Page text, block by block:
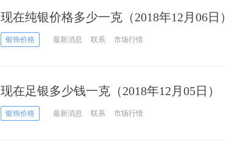
现在纯银价格多少一克（2018年12月06日）
银饰价格 最新消息 联系 市场行情
现在足银多少钱一克（2018年12月05日）
银饰价格 最新消息 联系 市场行情